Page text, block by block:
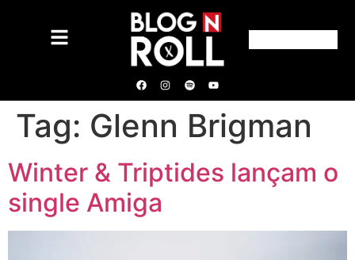
Tag: Glenn Brigman
Winter & Triptides lançam o
single Amiga